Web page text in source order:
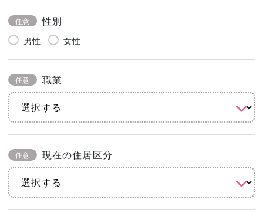
任意 性別
男性 女性
任意 職業
任意 現在の住居区分